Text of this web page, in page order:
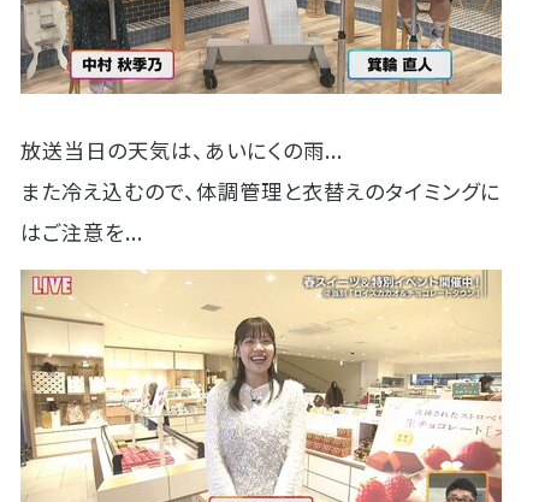
放送当日の天気は、あいにくの雨...
また冷え込むので、体調管理と衣替えのタイミングに
はご注意を...